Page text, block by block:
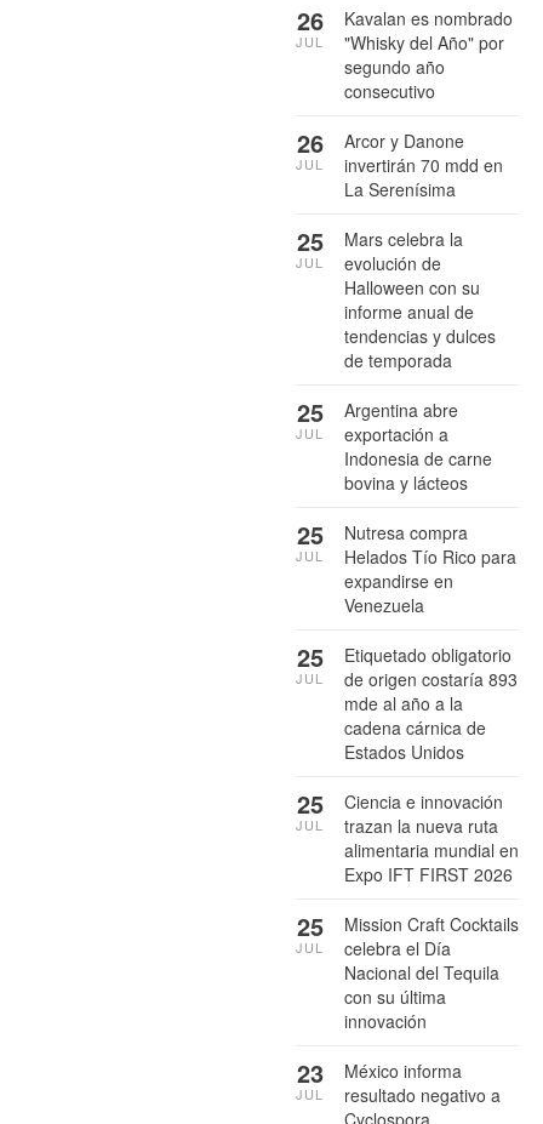
Kavalan es nombrado
"Whisky del Año" por
segundo año
consecutivo
26
JUL
Arcor y Danone
invertirán 70 mdd en
La Serenísima
26
JUL
Mars celebra la
evolución de
Halloween con su
informe anual de
tendencias y dulces
de temporada
25
JUL
Argentina abre
exportación a
Indonesia de carne
bovina y lácteos
25
JUL
Nutresa compra
Helados Tío Rico para
expandirse en
Venezuela
25
JUL
Etiquetado obligatorio
de origen costaría 893
mde al año a la
cadena cárnica de
Estados Unidos
25
JUL
Ciencia e innovación
trazan la nueva ruta
alimentaria mundial en
Expo IFT FIRST 2026
25
JUL
Mission Craft Cocktails
celebra el Día
Nacional del Tequila
con su última
innovación
25
JUL
México informa
resultado negativo a
Cyclospora
23
JUL